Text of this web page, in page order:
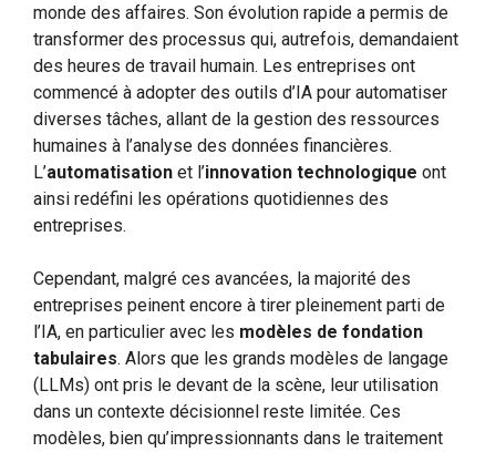
monde des affaires. Son évolution rapide a permis de
transformer des processus qui, autrefois, demandaient
des heures de travail humain. Les entreprises ont
commencé à adopter des outils d’IA pour automatiser
diverses tâches, allant de la gestion des ressources
humaines à l’analyse des données financières.
L’automatisation et l’innovation technologique ont
ainsi redéfini les opérations quotidiennes des
entreprises.
Cependant, malgré ces avancées, la majorité des
entreprises peinent encore à tirer pleinement parti de
l’IA, en particulier avec les modèles de fondation
tabulaires. Alors que les grands modèles de langage
(LLMs) ont pris le devant de la scène, leur utilisation
dans un contexte décisionnel reste limitée. Ces
modèles, bien qu’impressionnants dans le traitement